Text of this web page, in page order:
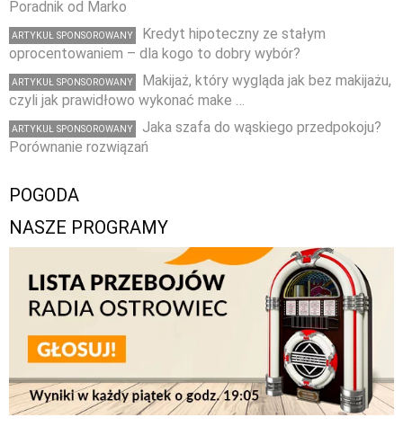
Poradnik od Marko
ARTYKUŁ SPONSOROWANY
Kredyt hipoteczny ze stałym
oprocentowaniem – dla kogo to dobry wybór?
ARTYKUŁ SPONSOROWANY
Makijaż, który wygląda jak bez makijażu,
czyli jak prawidłowo wykonać make …
ARTYKUŁ SPONSOROWANY
Jaka szafa do wąskiego przedpokoju?
Porównanie rozwiązań
POGODA
NASZE PROGRAMY